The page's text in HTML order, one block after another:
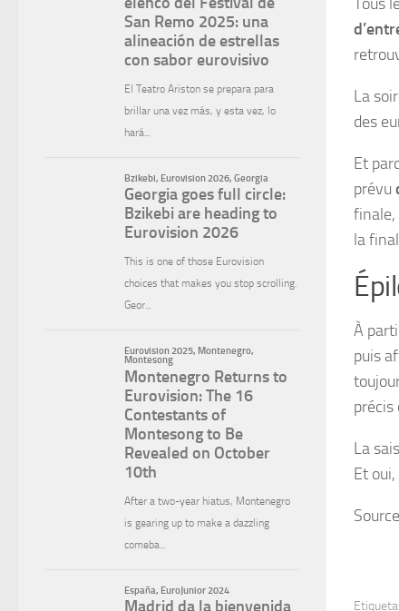
La
des
Et
prévu
finale,
la
À
puis
précis
La
Et